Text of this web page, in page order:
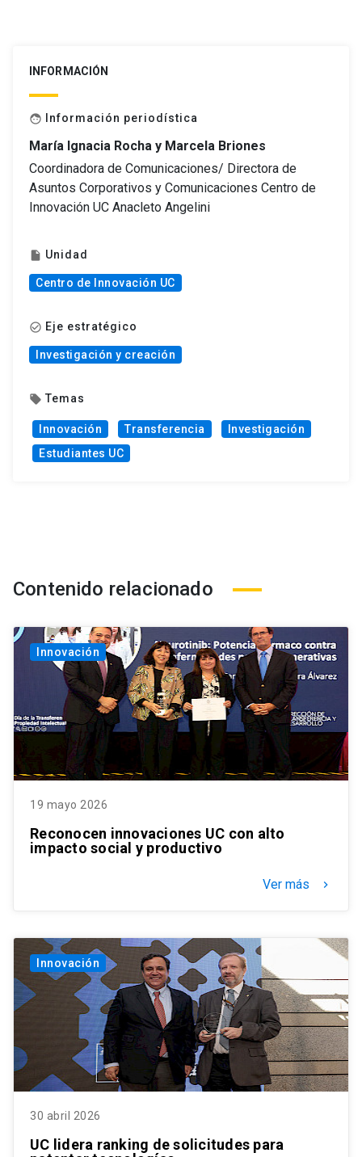
INFORMACIÓN
face Información periodística
María Ignacia Rocha y Marcela Briones
Coordinadora de Comunicaciones/ Directora de
Asuntos Corporativos y Comunicaciones Centro de
Innovación UC Anacleto Angelini
insert_drive_file Unidad
Centro de Innovación UC
check_circle_outline Eje estratégico
Investigación y creación
local_offer Temas
Innovación Transferencia
Investigación
Estudiantes UC
Contenido relacionado
Innovación
19 mayo 2026
Reconocen innovaciones UC con alto
impacto social y productivo
Ver más keyboard_arrow_right
Innovación
30 abril 2026
UC lidera ranking de solicitudes para